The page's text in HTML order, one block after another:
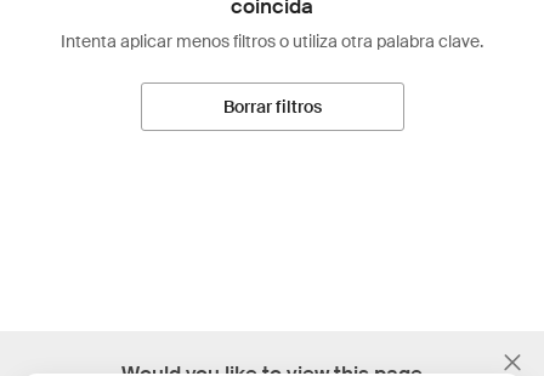
coincida
Intenta aplicar menos filtros o utiliza otra palabra clave.
Borrar filtros